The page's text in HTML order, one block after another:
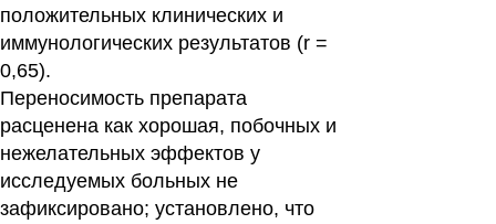
положительных клинических и
иммунологических результатов (r =
0,65).
Переносимость препарата
расценена как хорошая, побочных и
нежелательных эффектов у
исследуемых больных не
зафиксировано; установлено, что